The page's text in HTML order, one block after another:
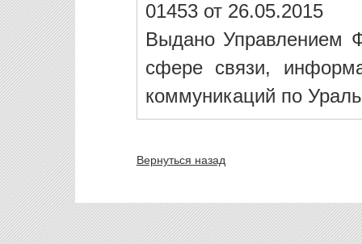
01453 от 26.05.2015
Выдано Управлением
сфере связи,
коммуникаций по
Вернуться назад